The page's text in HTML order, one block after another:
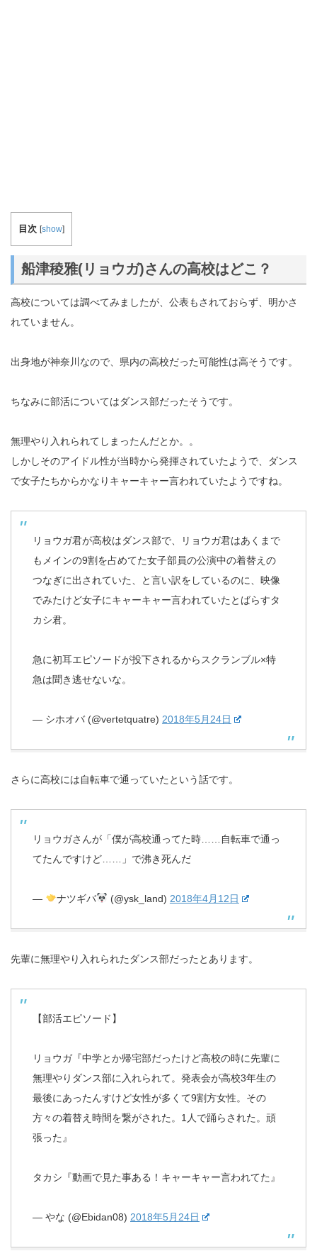
目次 [show]
船津稜雅(リョウガ)さんの高校はどこ？
高校については調べてみましたが、公表もされておらず、明かさ
れていません。
出身地が神奈川なので、県内の高校だった可能性は高そうです。
ちなみに部活についてはダンス部だったそうです。
無理やり入れられてしまったんだとか。。
しかしそのアイドル性が当時から発揮されていたようで、ダンス
で女子たちからかなりキャーキャー言われていたようですね。
リョウガ君が高校はダンス部で、リョウガ君はあくまで
もメインの9割を占めてた女子部員の公演中の着替えの
つなぎに出されていた、と言い訳をしているのに、映像
でみたけど女子にキャーキャー言われていたとばらすタ
カシ君。
急に初耳エピソードが投下されるからスクランブル×特
急は聞き逃せないな。
— シホオバ (@vertetquatre) 2018年5月24日
さらに高校には自転車で通っていたという話です。
リョウガさんが「僕が高校通ってた時……自転車で通っ
てたんですけど……」で沸き死んだ
— ナツギバ (@ysk_land) 2018年4月12日
先輩に無理やり入れられたダンス部だったとあります。
【部活エピソード】
リョウガ『中学とか帰宅部だったけど高校の時に先輩に
無理やりダンス部に入れられて。発表会が高校3年生の
最後にあったんすけど女性が多くて9割方女性。その
方々の着替え時間を繋がされた。1人で踊らされた。頑
張った』
タカシ『動画で見た事ある！キャーキャー言われてた』
— やな (@Ebidan08) 2018年5月24日